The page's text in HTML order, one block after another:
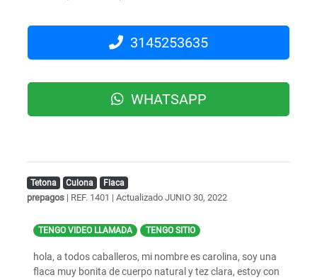
3145253635
WHATSAPP
Tetona Culona Flaca
prepagos | REF. 1401 | Actualizado JUNIO 30, 2022
TENGO VIDEO LLAMADA TENGO SITIO
hola, a todos caballeros, mi nombre es carolina, soy una
flaca muy bonita de cuerpo natural y tez clara, estoy con